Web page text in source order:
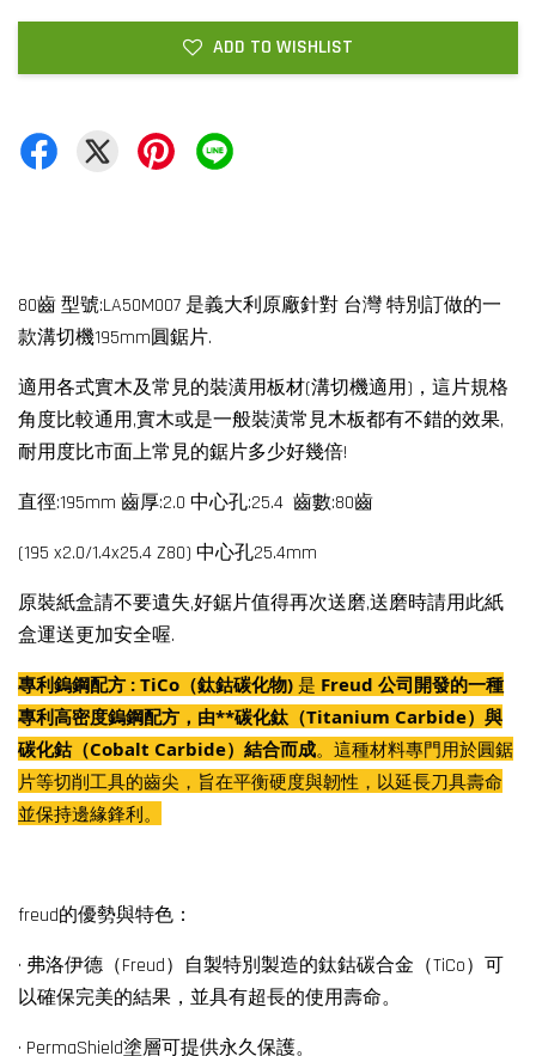
ADD TO WISHLIST
80齒 型號:LA50M007 是義大利原廠針對 台灣 特別訂做的一
款溝切機195mm圓鋸片.
適用各式實木及常見的裝潢用板材(溝切機適用)，這片規格
角度比較通用,實木或是一般裝潢常見木板都有不錯的效果,
耐用度比市面上常見的鋸片多少好幾倍!
直徑:195mm 齒厚:2.0 中心孔:25.4 齒數:80齒
(195 x2.0/1.4x25.4 Z80) 中心孔25.4mm
原裝紙盒請不要遺失,好鋸片值得再次送磨,送磨時請用此紙
盒運送更加安全喔.
專利鎢鋼配方 : TiCo （鈦鈷碳化物) 是 Freud 公司開發的一種
專利高密度鎢鋼配方，由**碳化鈦（Titanium Carbide）與
碳化鈷（Cobalt Carbide）結合而成。這種材料專門用於圓鋸
片等切削工具的齒尖，旨在平衡硬度與韌性，以延長刀具壽命
並保持邊緣鋒利。
freud的優勢與特色：
· 弗洛伊德（Freud）自製特別製造的鈦鈷碳合金（TiCo）可
以確保完美的結果，並具有超長的使用壽命。
· PermaShield塗層可提供永久保護。